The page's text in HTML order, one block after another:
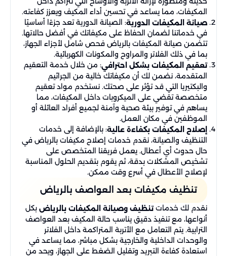
المكيفات، مما يساعد في تحسين أداء المكيف ويعزز كفاءته.
صيانة المكيفات الدورية: الصيانة الدورية تعد جزءًا أساسيًا
في خدماتنا لضمان الحفاظ على مكيفاتك في أفضل حالاتها.
تتضمن صيانة المكيفات بالرياض فحص شامل لأجزاء الجهاز،
بما في ذلك الفلاتر والمراوح والمكونات الكهربائية.
تعقيم المكيفات بشكل احترافي: من خلال خدمة التعقيم
المتقدمة، نضمن لك أن مكيفاتك خالية من الجراثيم
والبكتيريا التي قد تؤثر على صحتك. نستخدم مواد تعقيم
متخصصة تقضي على الميكروبات داخل المكيفات، مما
يساهم في توفير بيئة صحية وآمنة لجميع أفراد العائلة أو
الموظفين في مكان العمل.
إصلاح المكيفات بكفاءة عالية: بالإضافة إلى خدمات
التنظيف والصيانة، نقدم خدمات إصلاح مكيفات بالرياض في
حال حدوث أي أعطال. يعمل فريقنا المتخصص على
تشخيص المشكلات بدقة، ثم يقوم بتقديم الحلول المناسبة
لإصلاح الأعطال في أسرع وقت ممكن.
تنظيف مكيفات بعد العواصف بالرياض
نقدم لك خدماتتنظيف وصيانة المكيفات بالرياض بكل
أنواعها، مع تنفيذ دقيق يناسب حالة المكيف بعد العواصف
الترابية. يتم التعامل مع الأتربة المتراكمة داخل الفلاتر
والوحدات الداخلية والخارجية بشكل مباشر، مما يساعد في
استعادة كفاءة التبريد وتقليل الضغط على الجهاز، ويحد من